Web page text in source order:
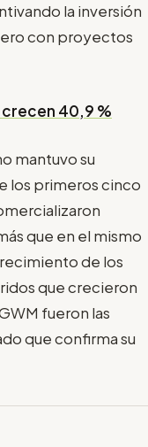
la inversión
con proyectos
40,9 %
mantuvo su
los primeros cinco
que en el mismo
de los
que crecieron
fueron las
que confirma su